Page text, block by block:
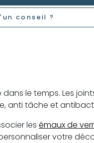
conseil ?
le temps. Les
anti tâche et
les émaux de
votre